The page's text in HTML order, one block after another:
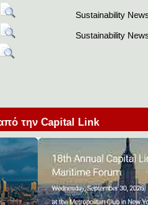
Sustainability
Sustainability
την Capital Link